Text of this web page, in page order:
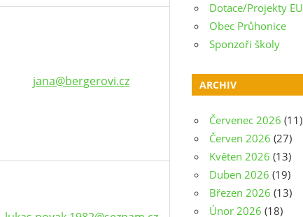
jana@bergerovi.cz
Dotace/Projekty EU
Obec Průhonice
Sponzoři školy
ARCHIV
Červenec 2026 (11)
Červen 2026 (27)
Květen 2026 (13)
Duben 2026 (19)
Březen 2026 (13)
Únor 2026 (18)